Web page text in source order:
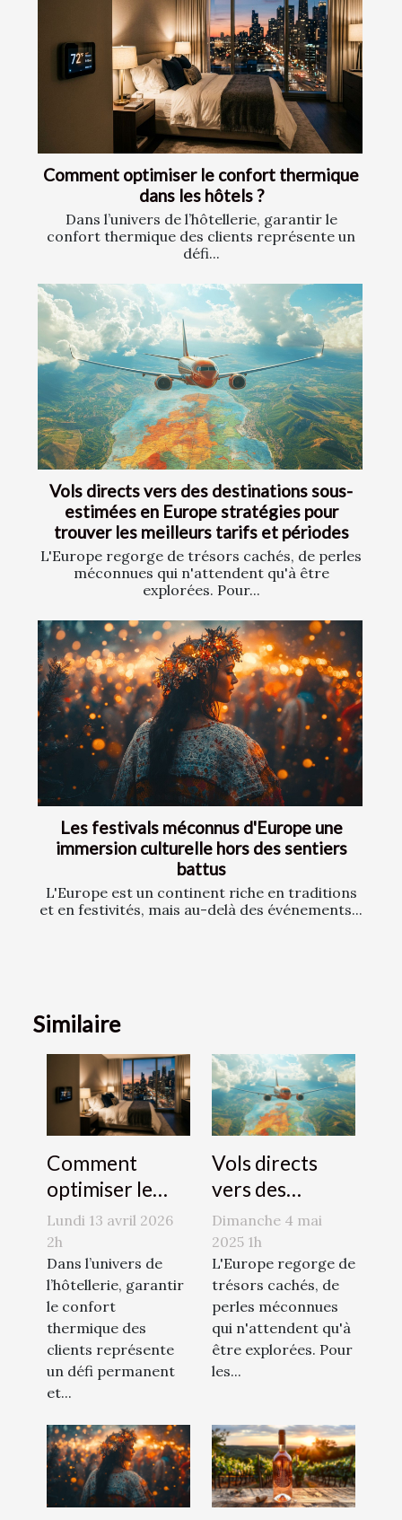
Comment optimiser le confort thermique
dans les hôtels ?
Dans l’univers de l’hôtellerie, garantir le
confort thermique des clients représente un
défi...
Vols directs vers des destinations sous-
estimées en Europe stratégies pour
trouver les meilleurs tarifs et périodes
L'Europe regorge de trésors cachés, de perles
méconnues qui n'attendent qu'à être
explorées. Pour...
Les festivals méconnus d'Europe une
immersion culturelle hors des sentiers
battus
L'Europe est un continent riche en traditions
et en festivités, mais au-delà des événements...
Similaire
Comment
optimiser le
confort
thermique dans
les hôtels ?
Lundi 13 avril 2026
2h
Dans l’univers de
l’hôtellerie, garantir
le confort
thermique des
clients représente
un défi permanent
et...
Vols directs
vers des
destinations
sous-estimées
en Europe
stratégies pour
trouver les
meilleurs tarifs
et périodes
Dimanche 4 mai
2025 1h
L'Europe regorge de
trésors cachés, de
perles méconnues
qui n'attendent qu'à
être explorées. Pour
les...